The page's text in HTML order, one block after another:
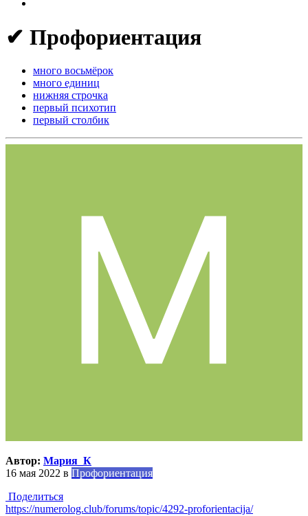
✔ Профориентация
много восьмёрок
много единиц
нижняя строчка
первый психотип
первый столбик
Автор: Мария_К
16 мая 2022 в Профориентация
Поделиться
https://numerolog.club/forums/topic/4292-proforientacija/